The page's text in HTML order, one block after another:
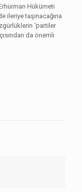
Hükümeti
ileriye taşınacağına
‘partiler
da önemli